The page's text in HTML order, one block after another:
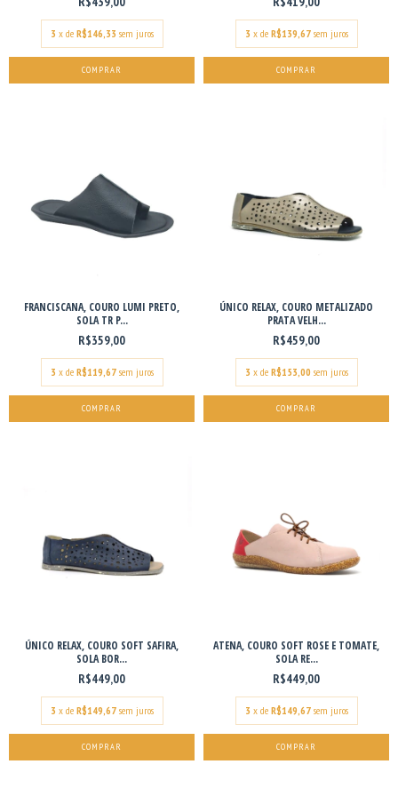
3 x de R$146,33 sem juros
COMPRAR
3 x de R$139,67 sem juros
COMPRAR
FRANCISCANA, COURO LUMI PRETO,
SOLA TR P...
R$359,00
3 x de R$119,67 sem juros
COMPRAR
ÚNICO RELAX, COURO METALIZADO
PRATA VELH...
R$459,00
3 x de R$153,00 sem juros
COMPRAR
ÚNICO RELAX, COURO SOFT SAFIRA,
SOLA BOR...
R$449,00
3 x de R$149,67 sem juros
COMPRAR
ATENA, COURO SOFT ROSE E TOMATE,
SOLA RE...
R$449,00
3 x de R$149,67 sem juros
COMPRAR